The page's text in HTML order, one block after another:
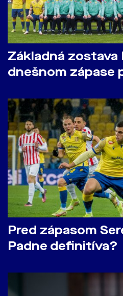
Základná zostava
dnešnom zápase
Pred zápasom
Padne definitíva?